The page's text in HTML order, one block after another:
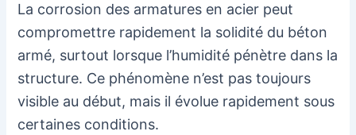
La corrosion des armatures en acier peut
compromettre rapidement la solidité du béton
armé, surtout lorsque l’humidité pénètre dans la
structure. Ce phénomène n’est pas toujours
visible au début, mais il évolue rapidement sous
certaines conditions.